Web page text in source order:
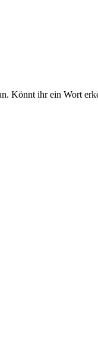
Könnt ihr ein Wort